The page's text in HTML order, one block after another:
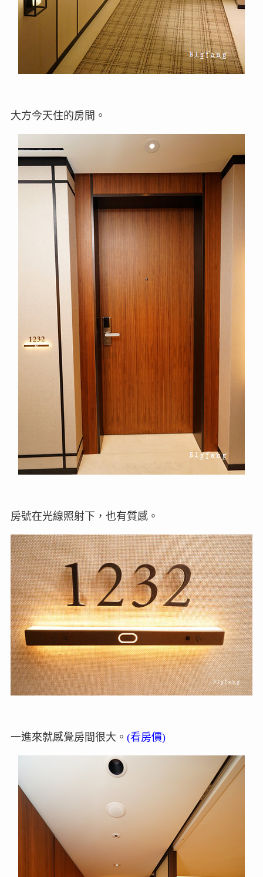
大方今天住的房間。
房號在光線照射下，也有質感。
一進來就感覺房間很大。 (看房價)